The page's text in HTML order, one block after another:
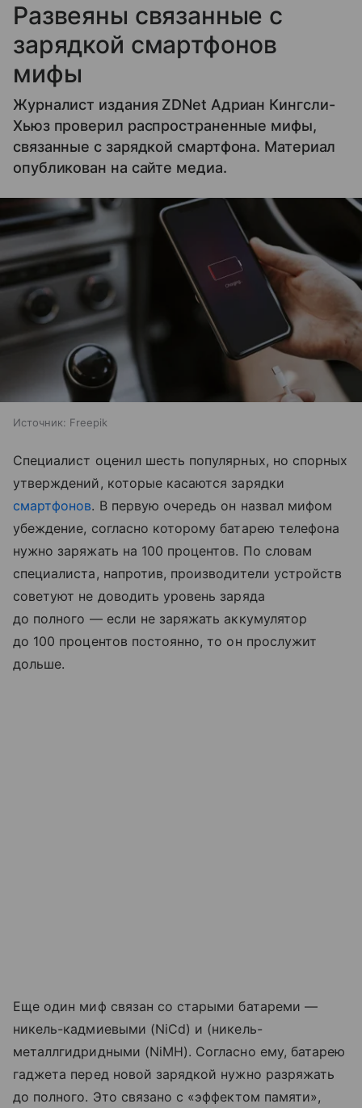
Развеяны связанные с
зарядкой смартфонов
мифы
Журналист издания ZDNet Адриан Кингсли-
Хьюз проверил распространенные мифы,
связанные с зарядкой смартфона. Материал
опубликован на сайте медиа.
Источник: Freepik
Специалист оценил шесть популярных, но спорных
утверждений, которые касаются зарядки
смартфонов. В первую очередь он назвал мифом
убеждение, согласно которому батарею телефона
нужно заряжать на 100 процентов. По словам
специалиста, напротив, производители устройств
советуют не доводить уровень заряда
до полного — если не заряжать аккумулятор
до 100 процентов постоянно, то он прослужит
дольше.
Еще один миф связан со старыми батареми —
никель-кадмиевыми (NiCd) и (никель-
металлгидридными (NiMH). Согласно ему, батарею
гаджета перед новой зарядкой нужно разряжать
до полного. Это связано с «эффектом памяти»,